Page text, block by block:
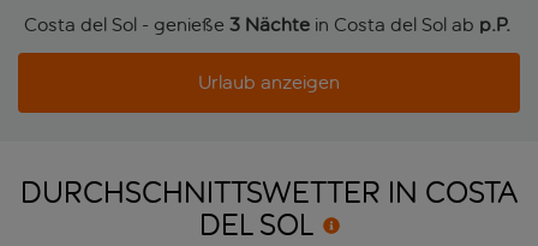
Costa del Sol - genieße 3 Nächtein Costa del Sol ab p.P.
Urlaub anzeigen
DURCHSCHNITTSWETTER IN COSTA
DEL SOL